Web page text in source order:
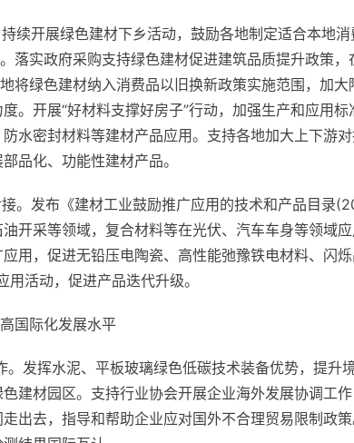
续开展绿色建材下乡活动，鼓励各地制定适合本地
落实政府采购支持绿色建材促进建筑品质提升政策
将绿色建材纳入消费品以旧换新政策实施范围，加
。开展“好材料支撑好房子”行动，加强生产和应用
水密封材料等建材产品应用。支持各地加大上下游
品化、功能性建材产品。
。发布《建材工业鼓励推广应用的技术和产品目录
开采等领域，复合材料等在光伏、汽车车身等领域
用，促进无铅压电陶瓷、高性能弛豫铁电材料、闪
用活动，促进产品迭代升级。
国际化发展水平
。发挥水泥、平板玻璃绿色低碳技术装备优势，提升
建材园区。支持行业协会开展企业海外发展协调工
出去，指导和帮助企业应对国外不合理贸易限制政